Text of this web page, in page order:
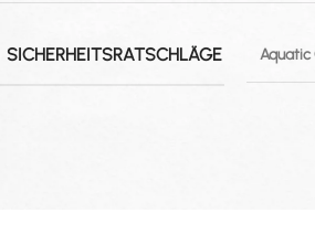
SICHERHEITSRATSCHLÄGE Aquatic